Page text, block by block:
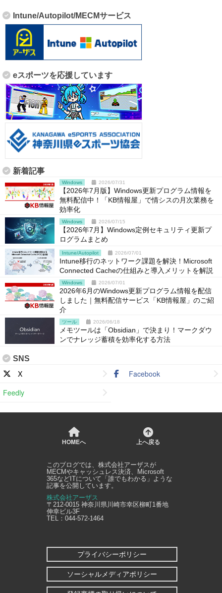
Intune/Autopilot/MECMサービス
eスポーツを応援しています
新着記事
Windows 2026/07/31
【2026年7月版】Windows更新プログラム情報を
無料配信中！「KB情報屋」で情シスの月次業務を
効率化
Windows 2026/07/15
【2026年7月】Windows定例セキュリティ更新プ
ログラムまとめ
Intune/Autopilot 2026/07/01
Intune移行のネットワーク課題を解決！Microsoft
Connected Cacheの仕組みと導入メリットを解説
Windows 2026/07/01
2026年6月のWindows更新プログラム情報を配信
しました｜無料配信サービス「KB情報屋」のご紹
介
ツール 2026/06/18
メモツールは「Obsidian」で決まり！マークダウ
ンでナレッジ蓄積を効率化する方法
SNS
X
Facebook
Feedly
HOMEへ 上へ戻る
このブログでは、 株式会社アーザスが
MECMやキャッシュレス決済、Microsoft
365などITについて「誰でもわかる」ような
記事を公開しています。
株式会社アーザス
〒212-0015 神奈川県川崎市幸区柳町1番地
伸幸ビル3F
TEL： 044-572-1464
プライバシーポリシー
ソーシャルメディアポリシー